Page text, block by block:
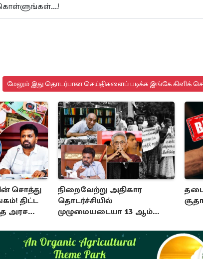
மேலும் இது தொடர்பான செய்திகளைப் படிக்க இங்கே கிளிக்
சொத்து
திட்ட
அரச
நிறைவேற்று அதிகார
தொடர்ச்சியில்
முழுமையடையா 13 ஆம்
மாயத்தோற்றம்